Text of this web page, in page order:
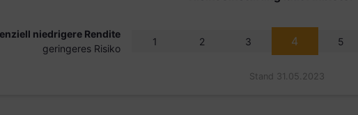
niedrigere Rendite
geringeres Risiko
1 2 3 4 5
Stand 31.05.2023